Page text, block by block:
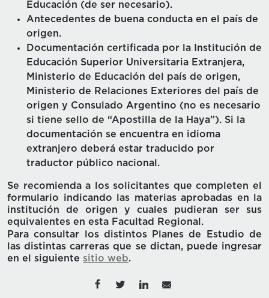
Educación (de ser necesario).
Antecedentes de buena conducta en el país de
origen.
Documentación certificada por la Institución de
Educación Superior Universitaria Extranjera,
Ministerio de Educación del país de origen,
Ministerio de Relaciones Exteriores del país de
origen y Consulado Argentino (no es necesario
si tiene sello de “Apostilla de la Haya”). Si la
documentación se encuentra en idioma
extranjero deberá estar traducido por
traductor público nacional.
Se recomienda a los solicitantes que completen el
formulario indicando las materias aprobadas en la
institución de origen y cuales pudieran ser sus
equivalentes en esta Facultad Regional.
Para consultar los distintos Planes de Estudio de
las distintas carreras que se dictan, puede ingresar
en el siguiente sitio web.